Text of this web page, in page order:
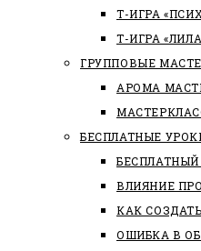
Т-ИГРА
Т-ИГРА
ГРУППОВЫЕ
АРОМА
БЕСПЛАТНЫЕ
ВЛИЯНИЕ
КАК
ОШИБКА В